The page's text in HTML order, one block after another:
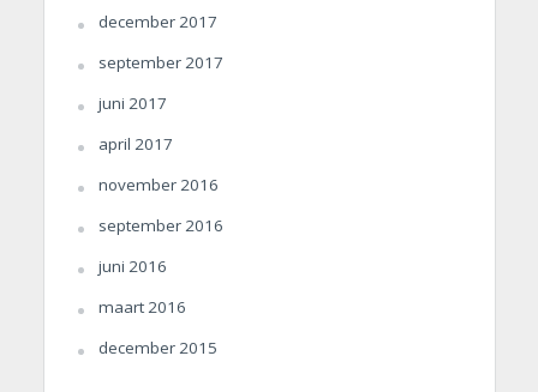
december 2017
september 2017
juni 2017
april 2017
november 2016
september 2016
juni 2016
maart 2016
december 2015